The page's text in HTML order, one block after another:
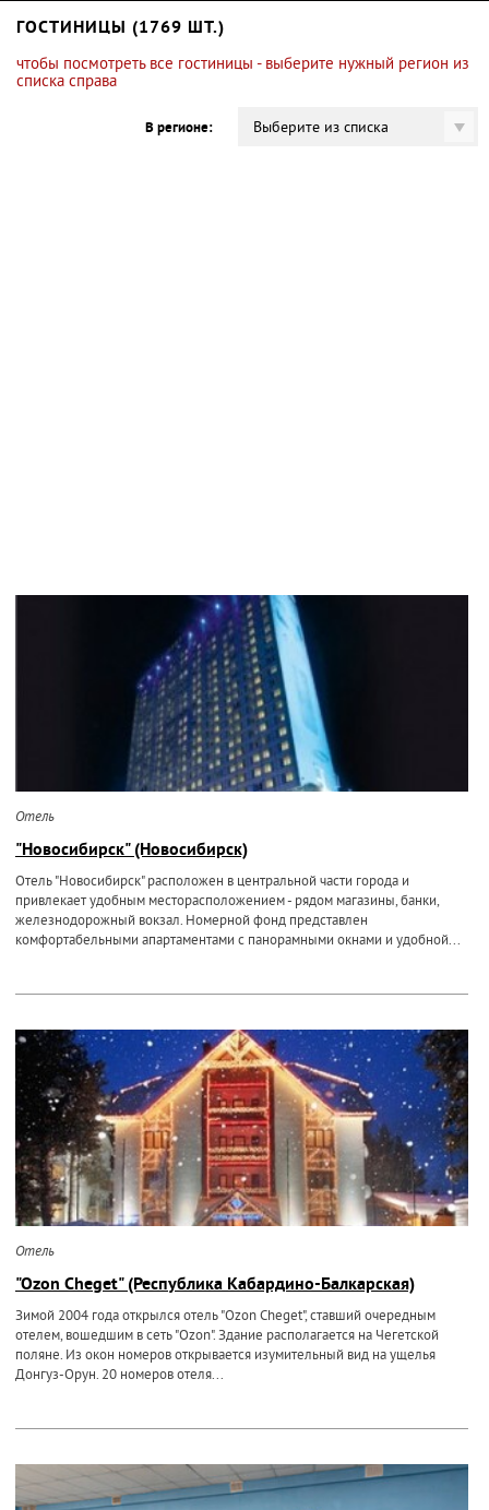
ГОСТИНИЦЫ (1769 ШТ.)
чтобы посмотреть все гостиницы - выберите нужный регион из
списка справа
В регионе: Выберите из списка
Отель
"Новосибирск" (Новосибирск)
Отель "Новосибирск" расположен в центральной части города и
привлекает удобным месторасположением - рядом магазины, банки,
железнодорожный вокзал. Номерной фонд представлен
комфортабельными апартаментами с панорамными окнами и удобной...
Отель
"Ozon Cheget" (Республика Кабардино-Балкарская)
Зимой 2004 года открылся отель "Ozon Cheget", ставший очередным
отелем, вошедшим в сеть "Ozon". Здание располагается на Чегетской
поляне. Из окон номеров открывается изумительный вид на ущелья
Донгуз-Орун. 20 номеров отеля...